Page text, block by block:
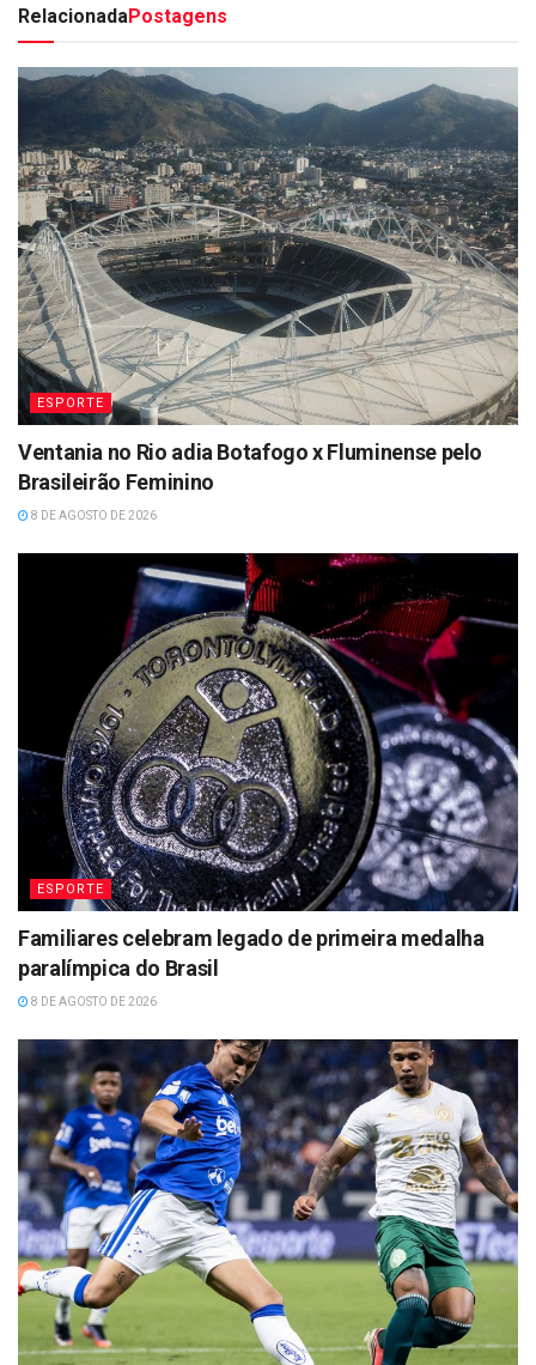
RelacionadaPostagens
ESPORTE
Ventania no Rio adia Botafogo x Fluminense pelo
Brasileirão Feminino
8 DE AGOSTO DE 2026
ESPORTE
Familiares celebram legado de primeira medalha
paralímpica do Brasil
8 DE AGOSTO DE 2026